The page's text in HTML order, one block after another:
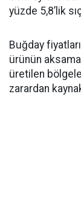
yüzde 5,8’lik
Buğday
ürünün
üretilen
zarardan